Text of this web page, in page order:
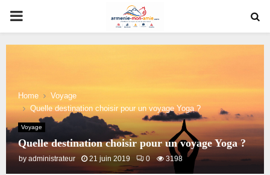
PRIMARY
MENU
Home
Voyage
Quelle destination choisir pour un voyage Yoga ?
Voyage
Quelle destination choisir pour un voyage Yoga ?
by administrateur 21 juin 2019 0 3198